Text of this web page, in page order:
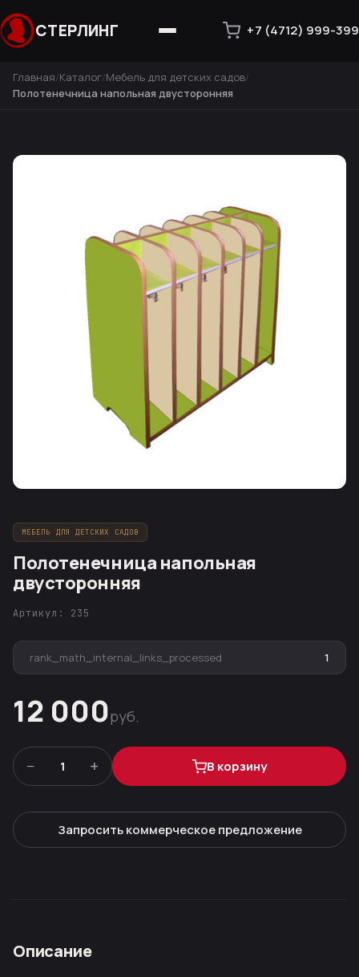
СТЕРЛИНГ +7 (4712) 999-399
Главная Каталог Мебель для детских садов
Полотенечница напольная двусторонняя
МЕБЕЛЬ ДЛЯ ДЕТСКИХ САДОВ
Полотенечница напольная
двусторонняя
Артикул: 235
rank_math_internal_links_processed 1
12 000руб.
− 1 + В корзину
Запросить коммерческое предложение
Описание